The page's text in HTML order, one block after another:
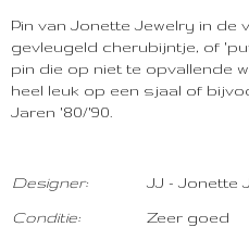
Pin van Jonette Jewelry in de
gevleugeld cherubijntje, of
pin die op niet te opvallende
heel leuk op een sjaal of
Jaren '80/'90.
Designer:
Conditie:
JJ - Jonette
Zeer goed